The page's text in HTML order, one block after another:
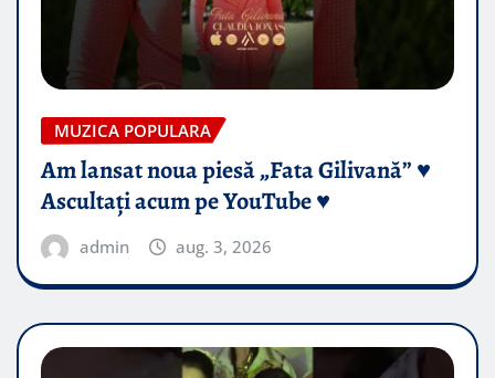
MUZICA POPULARA
Am lansat noua piesă „Fata Gilivană” ♥️
Ascultați acum pe YouTube ♥️
admin aug. 3, 2026